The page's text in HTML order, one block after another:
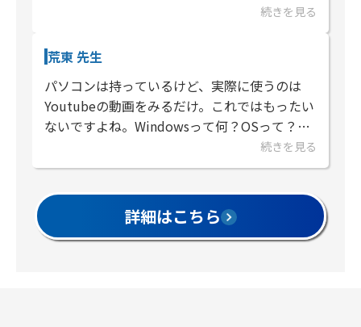
やスマートフォン、タブレットなどが扱われる
続きを見る
荒東 先生
パソコンは持っているけど、実際に使うのは
Youtubeの動画をみるだけ。これではもったい
ないですよね。Windowsって何？OSって？
officeのWordやExcel、名前は知っているけれ
ど、イマイチ苦手意識があって前に進めな...
続きを見る
詳細はこちら